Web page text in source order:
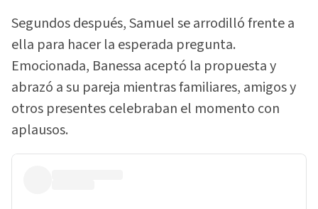
Segundos después, Samuel se arrodilló frente a
ella para hacer la esperada pregunta.
Emocionada, Banessa aceptó la propuesta y
abrazó a su pareja mientras familiares, amigos y
otros presentes celebraban el momento con
aplausos.